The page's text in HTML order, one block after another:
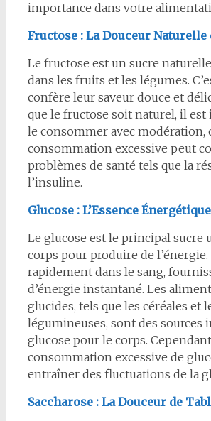
importance dans votre
Fructose : La Douceur Naturelle
Le fructose est un sucre
dans les fruits et les légumes.
confère leur saveur douce et
que le fructose soit naturel, il
le consommer avec modération,
consommation excessive peut
problèmes de santé tels que la
l’insuline.
Glucose : L’Essence Énergétique
Le glucose est le principal sucre
corps pour produire de
rapidement dans le sang,
d’énergie instantané. Les
glucides, tels que les céréales et
légumineuses, sont des sources
glucose pour le corps.
consommation excessive de
entraîner des fluctuations de la
Saccharose : La Douceur de